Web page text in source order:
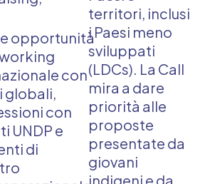
opportunità
con
globali,
con
UNDP e
di
territori, inclusi
i Paesi meno
sviluppati
(LDCs). La Call
mira a dare
priorità alle
proposte
presentate da
giovani
indigeni e da